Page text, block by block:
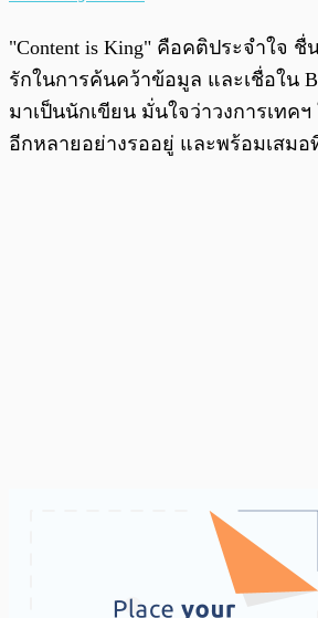
"Content is King" คือคติประจำใจ
รักในการค้นคว้าข้อมูล และเชื่อใน
มาเป็นนักเขียน มั่นใจว่าวงการเทค
อีกหลายอย่างรออยู่ และพร้อมเสมอที่